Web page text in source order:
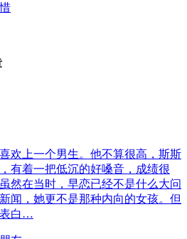
欢上一个男生。他不算很高，斯斯
有着一把低沉的好嗓音，成绩很
然在当时，早恋已经不是什么大问
闻，她更不是那种内向的女孩。但
表白…